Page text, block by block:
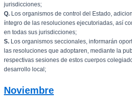
jurisdicciones;
Q. Los organismos de control del Estado,
íntegro de las resoluciones ejecutoriadas, así
en todas sus jurisdicciones;
S. Los organismos seccionales, informarán
las resoluciones que adoptaren, mediante la
respectivas sesiones de estos cuerpos
desarrollo local;
Noviembre